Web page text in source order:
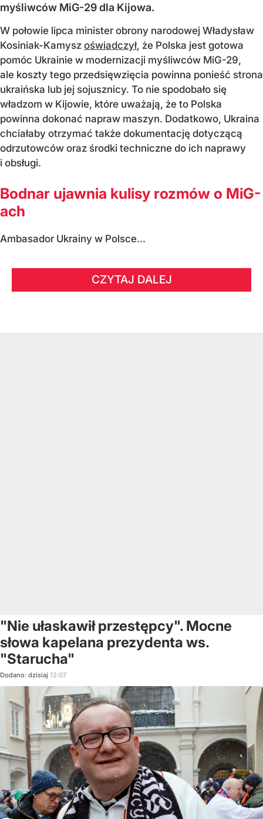
myśliwców MiG-29 dla Kijowa.
W połowie lipca minister obrony narodowej Władysław
Kosiniak-Kamysz oświadczył, że Polska jest gotowa
pomóc Ukrainie w modernizacji myśliwców MiG-29,
ale koszty tego przedsięwzięcia powinna ponieść strona
ukraińska lub jej sojusznicy. To nie spodobało się
władzom w Kijowie, które uważają, że to Polska
powinna dokonać napraw maszyn. Dodatkowo, Ukraina
chciałaby otrzymać także dokumentację dotyczącą
odrzutowców oraz środki techniczne do ich naprawy
i obsługi.
Bodnar ujawnia kulisy rozmów o MiG-
ach
Ambasador Ukrainy w Polsce...
CZYTAJ DALEJ
"Nie ułaskawił przestępcy". Mocne
słowa kapelana prezydenta ws.
"Starucha"
Dodano: dzisiaj 12:07